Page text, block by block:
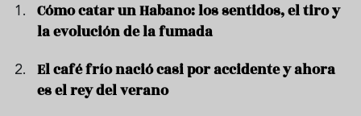
Cómo catar un Habano: los sentidos, el tiro y
la evolución de la fumada
El café frío nació casi por accidente y ahora
es el rey del verano